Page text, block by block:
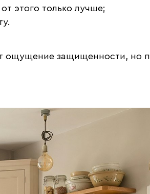
этого только лучше;
ощущение защищенности, но